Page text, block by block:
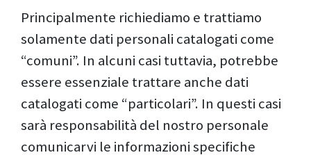
Principalmente richiediamo e trattiamo
solamente dati personali catalogati come
“comuni”. In alcuni casi tuttavia, potrebbe
essere essenziale trattare anche dati
catalogati come “particolari”. In questi casi
sarà responsabilità del nostro personale
comunicarvi le informazioni specifiche